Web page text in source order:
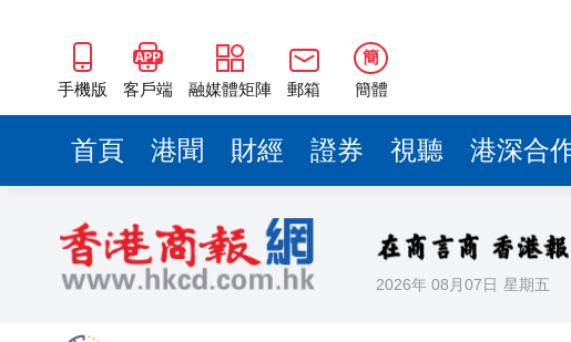
手機版 客戶端 融媒體矩陣 郵箱
簡
簡體
首頁 港聞 財經 證券 視聽 港深合
2026年 08月07日 星期五